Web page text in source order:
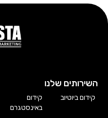
השירותים שלנו
קידום ביוטיוב
קידום
באינסטגרם